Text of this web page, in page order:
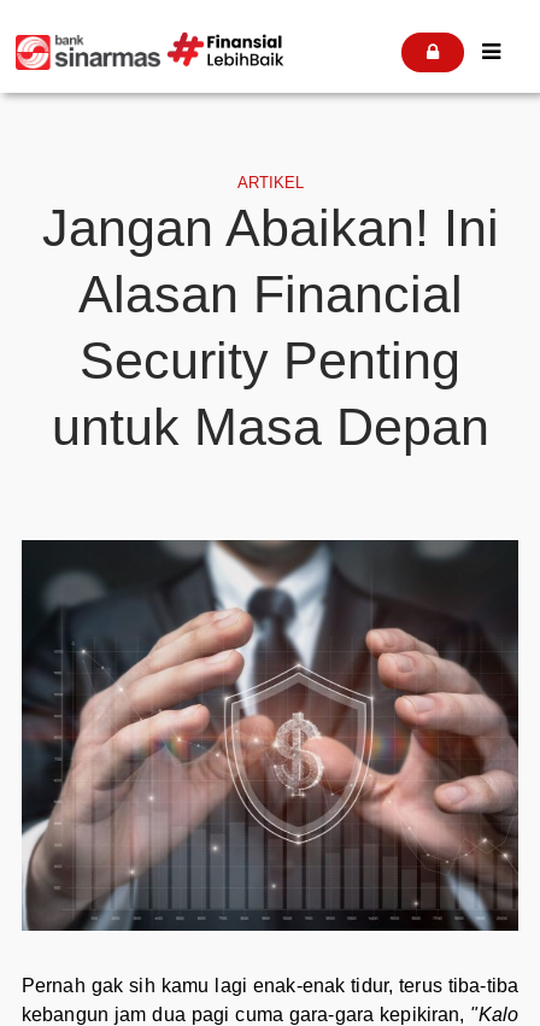
 
ARTIKEL
Jangan Abaikan! Ini
Alasan Financial
Security Penting
untuk Masa Depan
Pernah gak sih kamu lagi enak-enak tidur, terus tiba-tiba
kebangun jam dua pagi cuma gara-gara kepikiran, "Kalo